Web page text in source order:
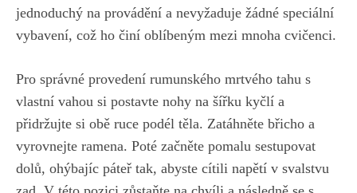
jednoduchý na provádění ⁤a nevyžaduje žádné speciální
vybavení, což ho činí oblíbeným‍ mezi mnoha cvičenci.
Pro správné provedení ‍rumunského mrtvého‌ tahu s
vlastní vahou si postavte nohy na šířku kyčlí a
přidržujte⁤ si obě ruce podél těla. Zatáhněte břicho a
vyrovnejte ramena. Poté začněte pomalu sestupovat
dolů, ohýbajíc páteř tak, abyste ‌cítili napětí v svalstvu